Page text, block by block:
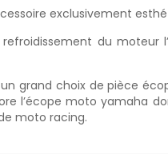
exclusivement
du
grand choix de pièce
l’écope moto yamaha
moto racing.